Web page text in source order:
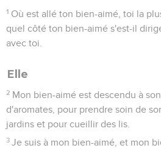
1 Où est allé ton bien-aimé, toi la
quel côté ton bien-aimé s'est-il
avec toi.
Elle
2 Mon bien-aimé est descendu à
d'aromates, pour prendre soin de
jardins et pour cueillir des lis.
3 Je suis à mon bien-aimé, et mon